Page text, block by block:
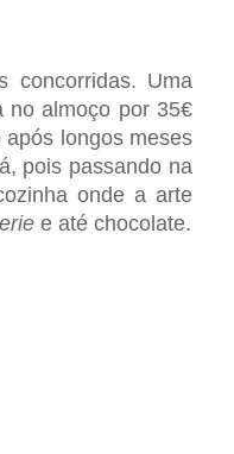
concorridas. Uma
no almoço por 35€
longos meses
pois passando na
onde a arte
e até chocolate.